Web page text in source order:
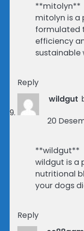
**mitolyn**
mitolyn is
formulated
efficiency
Reply
wildgut
20
**wildgut**
wildgut is a
nutritional
your dogs
Reply